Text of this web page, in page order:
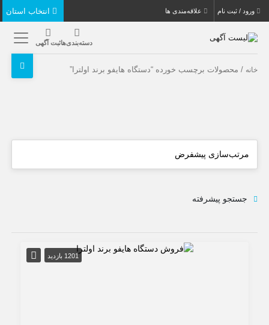
ورود / ثبت نام علاقه‌مندی ها
دسته‌بندی‌هاثبت آگهی
خانه / محصولات برچسب خورده “دستگاه هایفو برند اولترا”
جستجو پیشرفته
1201 بازدید